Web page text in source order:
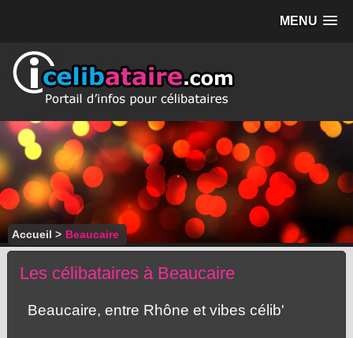
MENU
Accueil > Beaucaire
Les célibataires à Beaucaire
Beaucaire, entre Rhône et vibes célib'